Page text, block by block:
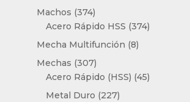
Machos 374374
productos
Acero Rápido HSS 374374
Mecha Multifunción 88
Mechas 307307
productos
Acero Rápido (HSS) 4545
Metal Duro 227227